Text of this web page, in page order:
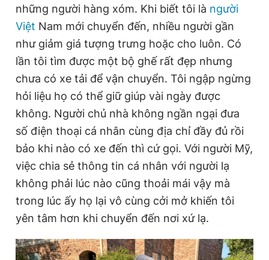
những người hàng xóm. Khi biết tôi là người
Việt Nam mới chuyển đến, nhiều người gần
như giảm giá tượng trưng hoặc cho luôn. Có
lần tôi tìm được một bộ ghế rất đẹp nhưng
chưa có xe tải để vận chuyển. Tôi ngập ngừng
hỏi liệu họ có thể giữ giúp vài ngày được
không. Người chủ nhà không ngần ngại đưa
số điện thoại cá nhân cùng địa chỉ đầy đủ rồi
bảo khi nào có xe đến thì cứ gọi. Với người Mỹ,
việc chia sẻ thông tin cá nhân với người lạ
không phải lúc nào cũng thoải mái vậy mà
trong lúc ấy họ lại vô cùng cởi mở khiến tôi
yên tâm hơn khi chuyển đến nơi xứ lạ.